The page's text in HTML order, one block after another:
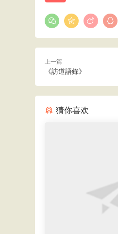
上一篇
《訪道語錄》
猜你喜欢